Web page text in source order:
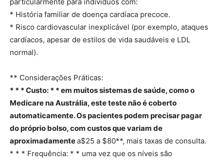
* História familiar de doença cardíaca precoce.
* Risco cardiovascular inexplicável (por exemplo, ataques
cardíacos, apesar de estilos de vida saudáveis e LDL
normal).
** Considerações Práticas:
* * * Custo: * * em muitos sistemas de saúde, como o
Medicare na Austrália, este teste não é coberto
automaticamente. Os pacientes podem precisar pagar
do próprio bolso, com custos que variam de
aproximadamentea$25 a $80**, mais taxas de consulta.
* * * Frequência: * * uma vez que os níveis são